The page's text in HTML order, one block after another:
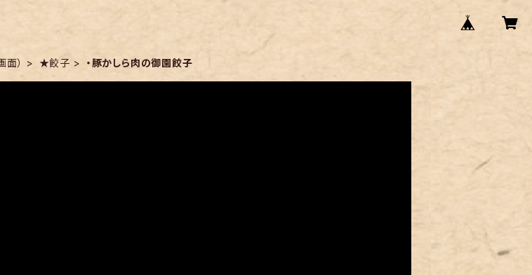
面） ★餃子 ・豚かしら肉の御園餃子